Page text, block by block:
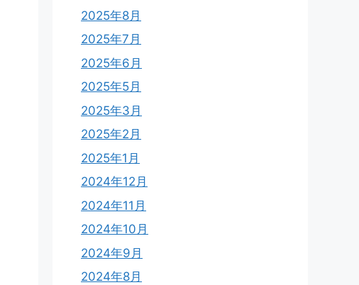
2025年8月
2025年7月
2025年6月
2025年5月
2025年3月
2025年2月
2025年1月
2024年12月
2024年11月
2024年10月
2024年9月
2024年8月